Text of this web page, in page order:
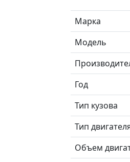
Марка
Модель
Год
Тип кузова
Тип
Объем